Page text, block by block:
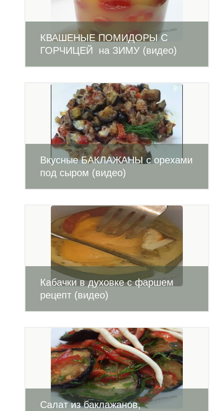
КВАШЕНЫЕ ПОМИДОРЫ С
ГОРЧИЦЕЙ на ЗИМУ (видео)
Вкусные БАКЛАЖАНЫ с орехами
под сыром (видео)
Кабачки в духовке с фаршем
рецепт (видео)
Салат из баклажанов,